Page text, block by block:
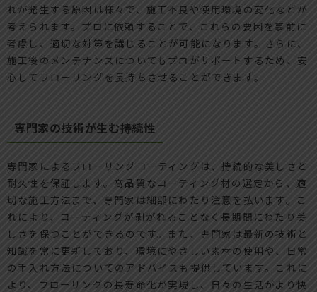
れが発生する原因は様々で、施工不良や使用環境の変化などが
考えられます。プロに依頼することで、これらの要因を事前に
考慮し、適切な対策を講じることが可能になります。さらに、
施工後のメンテナンスについてもプロがサポートするため、安
心してフローリングを長持ちさせることができます。
専門家の技術が生む持続性
専門家によるフローリングコーティングは、持続的な美しさと
耐久性を保証します。高品質なコーティング材の選定から、適
切な施工方法まで、専門家は細部にわたり注意を払います。こ
れにより、コーティングが剥がれることなく長期間にわたり美
しさを保つことができるのです。また、専門家は最新の技術と
知識を常に更新しており、環境にやさしい素材の使用や、日常
の手入れ方法についてのアドバイスも提供しています。これに
より、フローリングの長寿命化が実現し、日々の生活がより快